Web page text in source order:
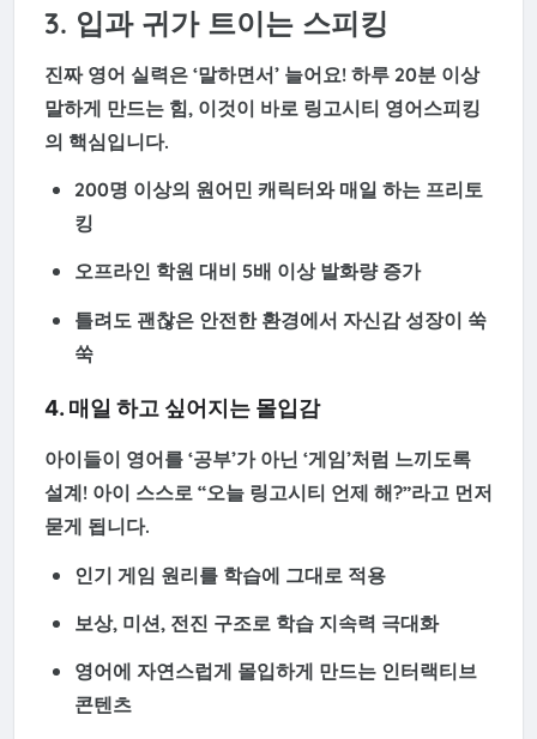
3. 입과 귀가 트이는 스피킹
진짜 영어 실력은 ‘말하면서’ 늘어요! 하루 20분 이상
말하게 만드는 힘, 이것이 바로 링고시티 영어스피킹
의 핵심입니다.
200명 이상의 원어민 캐릭터와 매일 하는 프리토
킹
오프라인 학원 대비 5배 이상 발화량 증가
틀려도 괜찮은 안전한 환경에서 자신감 성장이 쑥
쑥
4. 매일 하고 싶어지는 몰입감
아이들이 영어를 ‘공부’가 아닌 ‘게임’처럼 느끼도록
설계! 아이 스스로 “오늘 링고시티 언제 해?”라고 먼저
묻게 됩니다.
인기 게임 원리를 학습에 그대로 적용
보상, 미션, 전진 구조로 학습 지속력 극대화
영어에 자연스럽게 몰입하게 만드는 인터랙티브
콘텐츠